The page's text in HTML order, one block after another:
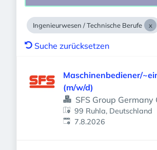
Ingenieurwesen / Technische Berufe
Suche zurücksetzen
Maschinenbediener/
(m/w/d)
SFS Group Germany
99 Ruhla, Deutschland
Veröffentlicht
7.8.2026